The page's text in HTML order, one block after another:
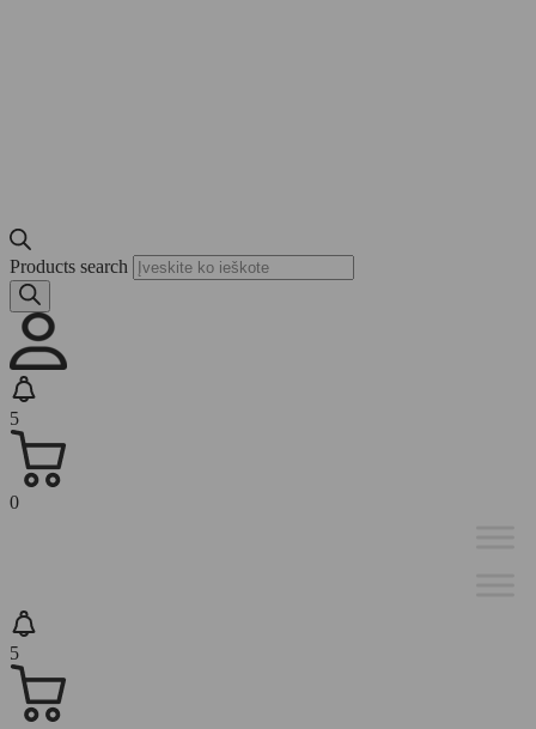
Products search
5
0
5